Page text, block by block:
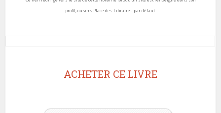
profil, ou vers Place des Libraires par défaut.
ACHETER CE LIVRE